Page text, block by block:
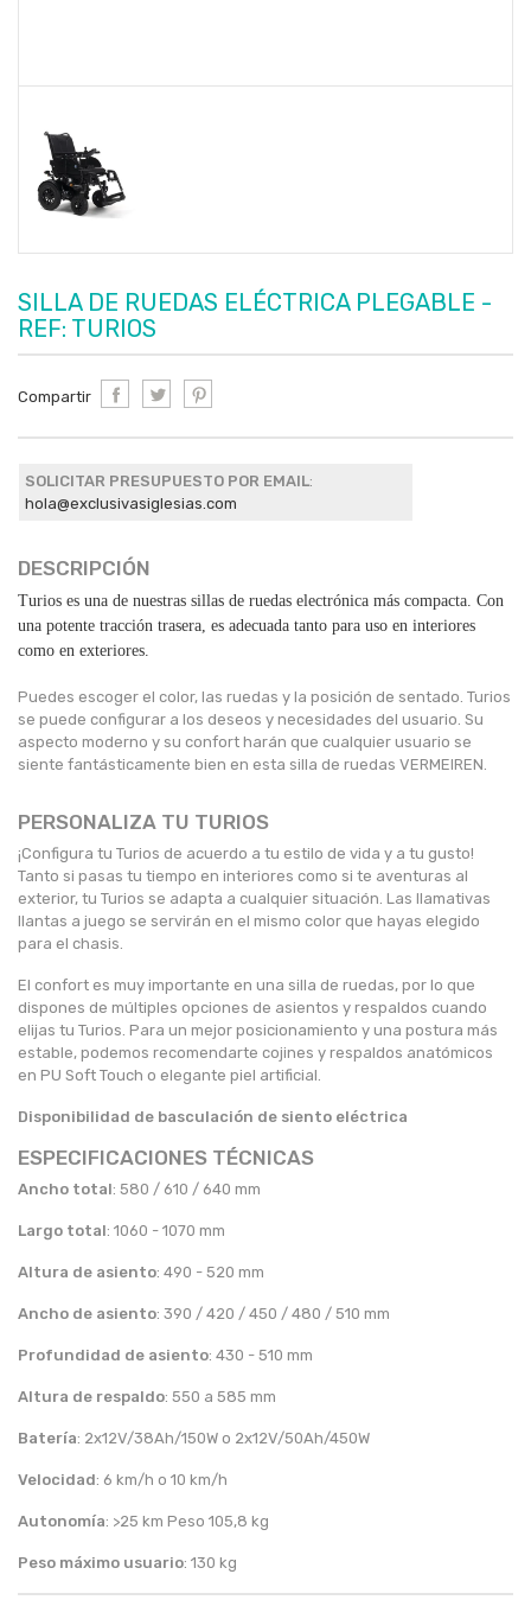
SILLA DE RUEDAS ELÉCTRICA PLEGABLE -
REF: TURIOS
Compartir
SOLICITAR PRESUPUESTO POR EMAIL:
hola@exclusivasiglesias.com
DESCRIPCIÓN
Turios es una de nuestras sillas de ruedas electrónica más compacta. Con
una potente tracción trasera, es adecuada tanto para uso en interiores
como en exteriores.
Puedes escoger el color, las ruedas y la posición de sentado. Turios
se puede configurar a los deseos y necesidades del usuario. Su
aspecto moderno y su confort harán que cualquier usuario se
siente fantásticamente bien en esta silla de ruedas VERMEIREN.
PERSONALIZA TU TURIOS
¡Configura tu Turios de acuerdo a tu estilo de vida y a tu gusto!
Tanto si pasas tu tiempo en interiores como si te aventuras al
exterior, tu Turios se adapta a cualquier situación. Las llamativas
llantas a juego se servirán en el mismo color que hayas elegido
para el chasis.
El confort es muy importante en una silla de ruedas, por lo que
dispones de múltiples opciones de asientos y respaldos cuando
elijas tu Turios. Para un mejor posicionamiento y una postura más
estable, podemos recomendarte cojines y respaldos anatómicos
en PU Soft Touch o elegante piel artificial.
Disponibilidad de basculación de siento eléctrica
ESPECIFICACIONES TÉCNICAS
Ancho total: 580 / 610 / 640 mm
Largo total: 1060 - 1070 mm
Altura de asiento: 490 - 520 mm
Ancho de asiento: 390 / 420 / 450 / 480 / 510 mm
Profundidad de asiento: 430 - 510 mm
Altura de respaldo: 550 a 585 mm
Batería: 2x12V/38Ah/150W o 2x12V/50Ah/450W
Velocidad: 6 km/h o 10 km/h
Autonomía: >25 km Peso 105,8 kg
Peso máximo usuario: 130 kg